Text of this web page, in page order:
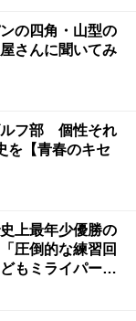
の四角・山型の
さんに聞いてみ
ルフ部 個性それ
を【青春のキセ
上最年少優勝の
圧倒的な練習回
もミライパー